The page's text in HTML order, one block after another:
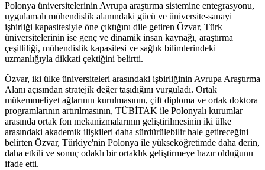
Polonya üniversitelerinin Avrupa araştırma sistemine entegrasyonu,
uygulamalı mühendislik alanındaki gücü ve üniversite-sanayi
işbirliği kapasitesiyle öne çıktığını dile getiren Özvar, Türk
üniversitelerinin ise genç ve dinamik insan kaynağı, araştırma
çeşitliliği, mühendislik kapasitesi ve sağlık bilimlerindeki
uzmanlığıyla dikkati çektiğini belirtti.
Özvar, iki ülke üniversiteleri arasındaki işbirliğinin Avrupa Araştırma
Alanı açısından stratejik değer taşıdığını vurguladı. Ortak
mükemmeliyet ağlarının kurulmasının, çift diploma ve ortak doktora
programlarının artırılmasının, TÜBİTAK ile Polonyalı kurumlar
arasında ortak fon mekanizmalarının geliştirilmesinin iki ülke
arasındaki akademik ilişkileri daha sürdürülebilir hale getireceğini
belirten Özvar, Türkiye'nin Polonya ile yükseköğretimde daha derin,
daha etkili ve sonuç odaklı bir ortaklık geliştirmeye hazır olduğunu
ifade etti.